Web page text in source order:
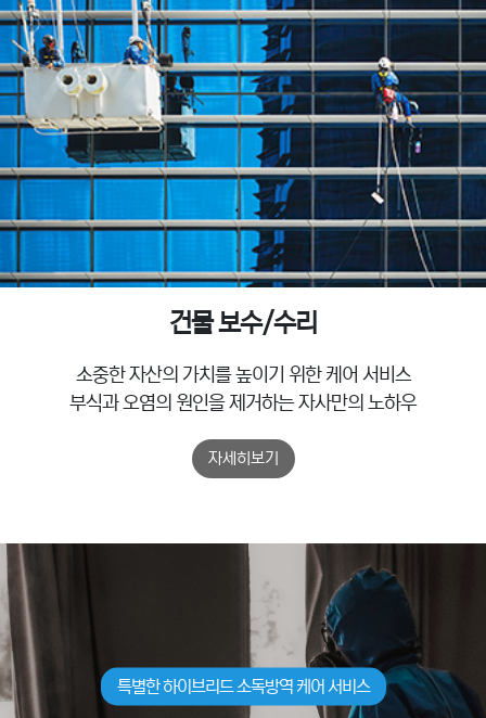
건물 보수/수리
소중한 자산의 가치를 높이기 위한 케어 서비스
부식과 오염의 원인을 제거하는 자사만의 노하우
자세히보기
특별한 하이브리드 소독방역 케어 서비스